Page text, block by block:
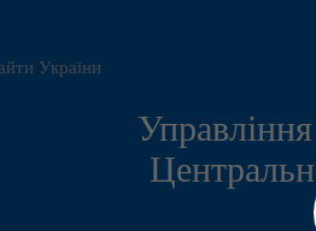
України
Управління